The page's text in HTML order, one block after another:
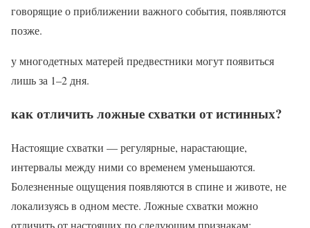
говорящие о приближении важного события, появляются
позже.
у многодетных матерей предвестники могут появиться
лишь за 1–2 дня.
как отличить ложные схватки от истинных?
Настоящие схватки — регулярные, нарастающие,
интервалы между ними со временем уменьшаются.
Болезненные ощущения появляются в спине и животе, не
локализуясь в одном месте. Ложные схватки можно
отличить от настоящих по следующим признакам: